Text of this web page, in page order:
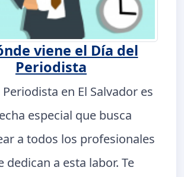
viene el Día del
Periodista
Periodista en El Salvador es
especial que busca
a todos los profesionales
dedican a esta labor. Te